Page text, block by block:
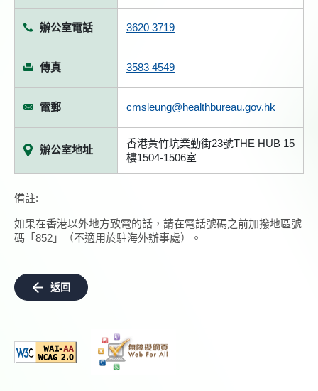
辦公室電話 3620 3719
傳真 3583 4549
電郵 cmsleung@healthbureau.gov.hk
辦公室地址
香港黃竹坑業勤街23號THE HUB 15
樓1504-1506室
備註:
如果在香港以外地方致電的話，請在電話號碼之前加撥地區號
碼「852」（不適用於駐海外辦事處）。
返回